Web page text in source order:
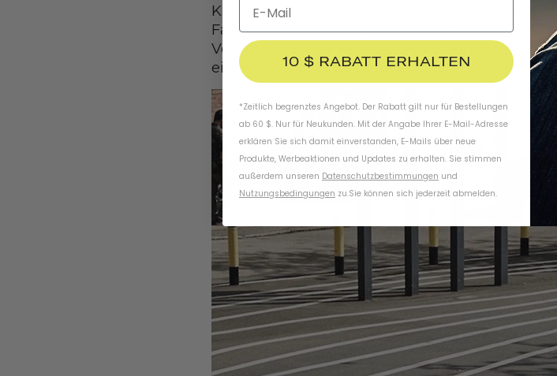
Kreuzungen dem querenden Verkehr Vorfahrt
Fahrzeugen, wenn Sie nach links fahren, um
Vergessen Sie nicht, beim Abbiegen die
einen Strafzettel bekommen.
10 $ RABATT ERHALTEN
*Zeitlich begrenztes Angebot. Der Rabatt gilt nur für Bestellungen
ab 60 $. Nur für Neukunden. Mit der Angabe Ihrer E-Mail-Adresse
erklären Sie sich damit einverstanden, E-Mails über neue
Produkte, Werbeaktionen und Updates zu erhalten. Sie stimmen
außerdem unseren Datenschutzbestimmungen und
Nutzungsbedingungen zu.Sie können sich jederzeit abmelden.